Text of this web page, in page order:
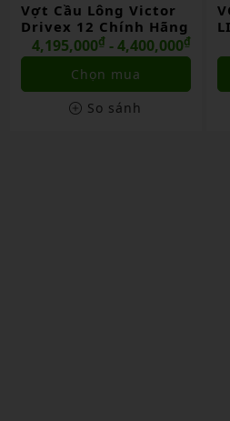
VỢT CẦU LÔNG
LINING BLADEX 880
SHIDA 2026 CHÍNH
HÃNG
5,880,000₫
Chọn mua
So sánh